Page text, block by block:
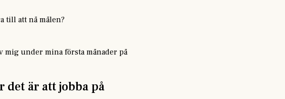
till att nå målen?
under mina första månader på
det är att jobba på